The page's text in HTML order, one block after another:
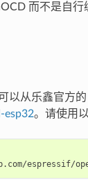
而不是自
以从乐鑫官方
esp32。请使用